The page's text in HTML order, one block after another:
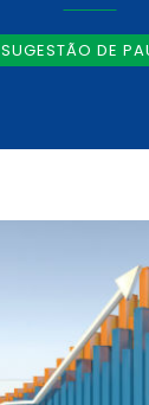
SUGESTÃO DE